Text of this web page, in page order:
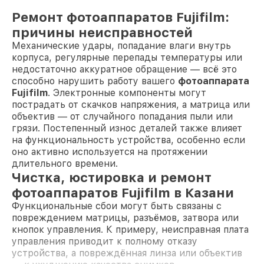
Ремонт фотоаппаратов Fujifilm:
причины неисправностей
Механические удары, попадание влаги внутрь
корпуса, регулярные перепады температуры или
недостаточно аккуратное обращение — всё это
способно нарушить работу вашего фотоаппарата
Fujifilm. Электронные компоненты могут
пострадать от скачков напряжения, а матрица или
объектив — от случайного попадания пыли или
грязи. Постепенный износ деталей также влияет
на функциональность устройства, особенно если
оно активно используется на протяжении
длительного времени.
Чистка, юстировка и ремонт
фотоаппаратов Fujifilm в Казани
Функциональные сбои могут быть связаны с
повреждением матрицы, разъёмов, затвора или
кнопок управления. К примеру, неисправная плата
управления приводит к полному отказу
устройства, а повреждённая линза или объектив